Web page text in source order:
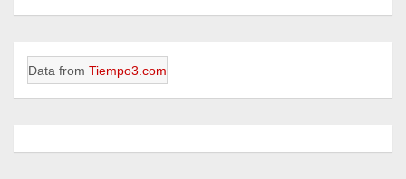
Data from Tiempo3.com